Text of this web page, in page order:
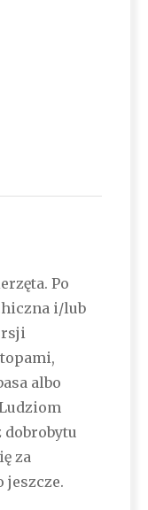
Po
i/lub
albo
dobrobytu
za
jeszcze.